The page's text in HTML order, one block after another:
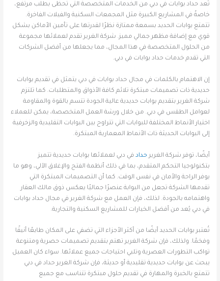
تُعد حداد بوابات في دبي من الخدمات المتخصصة التي تحظى بطلب مرتفع،
خاصةً في المشاريع الكبيرة مثل المجمعات السكنية والفيلات الفاخرة.
تتمتع بوابات الحديد بسمعة ممتازة نظرًا لقدرتها على تأمين الأماكن بشكل
قوي مع إضافة مظهر جمالي مميز. شركة الغرير تقدم لعملائها مجموعة
من الحلول المتخصصة في هذا المجال، مما يجعلها من أفضل الشركات
التي تقدم خدمات حداد بوابات في دبي.
إن الاهتمام بالكلمات في مجال حداد بوابات في دبي يتمثل في تقديم بوابات
حديدية ذات تصميمات مبتكرة تلائم كافة الأذواق والمتطلبات. كما تلتزم
شركة الغرير بتقديم بوابات حديدية عالية الجودة تتسم بالقوة والمقاومة
لعوامل الطقس في دبي. من خلال ورشة العمل المتخصصة، يمكن للعملاء
اختيار الأنماط المختلفة للبوابات التي تتراوح بين البوابات التقليدية والزخرفية
إلى البوابات الحديثة ذات الأنماط المعمارية المبتكرة.
أيضًا، توفر شركة الغرير حداد في دبي لعملائها بوابات حديدية تتميز
بتكنولوجيا التحكم المتقدم، بما في ذلك أنظمة الفتح والإغلاق الآلي، وهو ما
يوفر الراحة والأمان في نفس الوقت. كما أن التصميمات المبتكرة التي
تقدمها الشركة تجعل من البوابة عنصرًا جماليًا يعكس ذوق مالك العقار
واهتمامه بالجودة. لذلك، فإن العمل مع شركة الغرير في مجال حداد بوابات
في دبي يُعد من أفضل الخيارات للمشاريع السكنية والتجارية.
تُعتبر بوابات الحديد أيضًا من أكثر الأجزاء التي تضفي على المكان طابعًا أنيقًا
وفخمًا. ولذلك، فإن شركة الغرير تهتم بتقديم تصميمات حصرية ومتنوعة
تواكب التطورات العصرية وتلبي احتياجات جميع عملائها. سواء كان العميل
يبحث عن بوابات حديدية تقليدية أو حديثة، فإن شركة الغرير حداد في دبي
تتمتع بالخبرة والمهارة في تقديم حلول مبتكرة تتناسب مع جميع